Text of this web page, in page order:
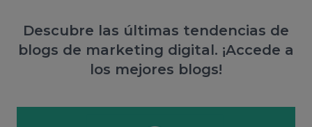
Descubre las últimas tendencias de
blogs de marketing digital. ¡Accede a
los mejores blogs!